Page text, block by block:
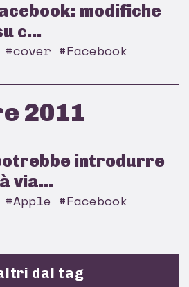
modifiche
c...
#Facebook
2011
introdurre
via...
#Facebook
dal tag